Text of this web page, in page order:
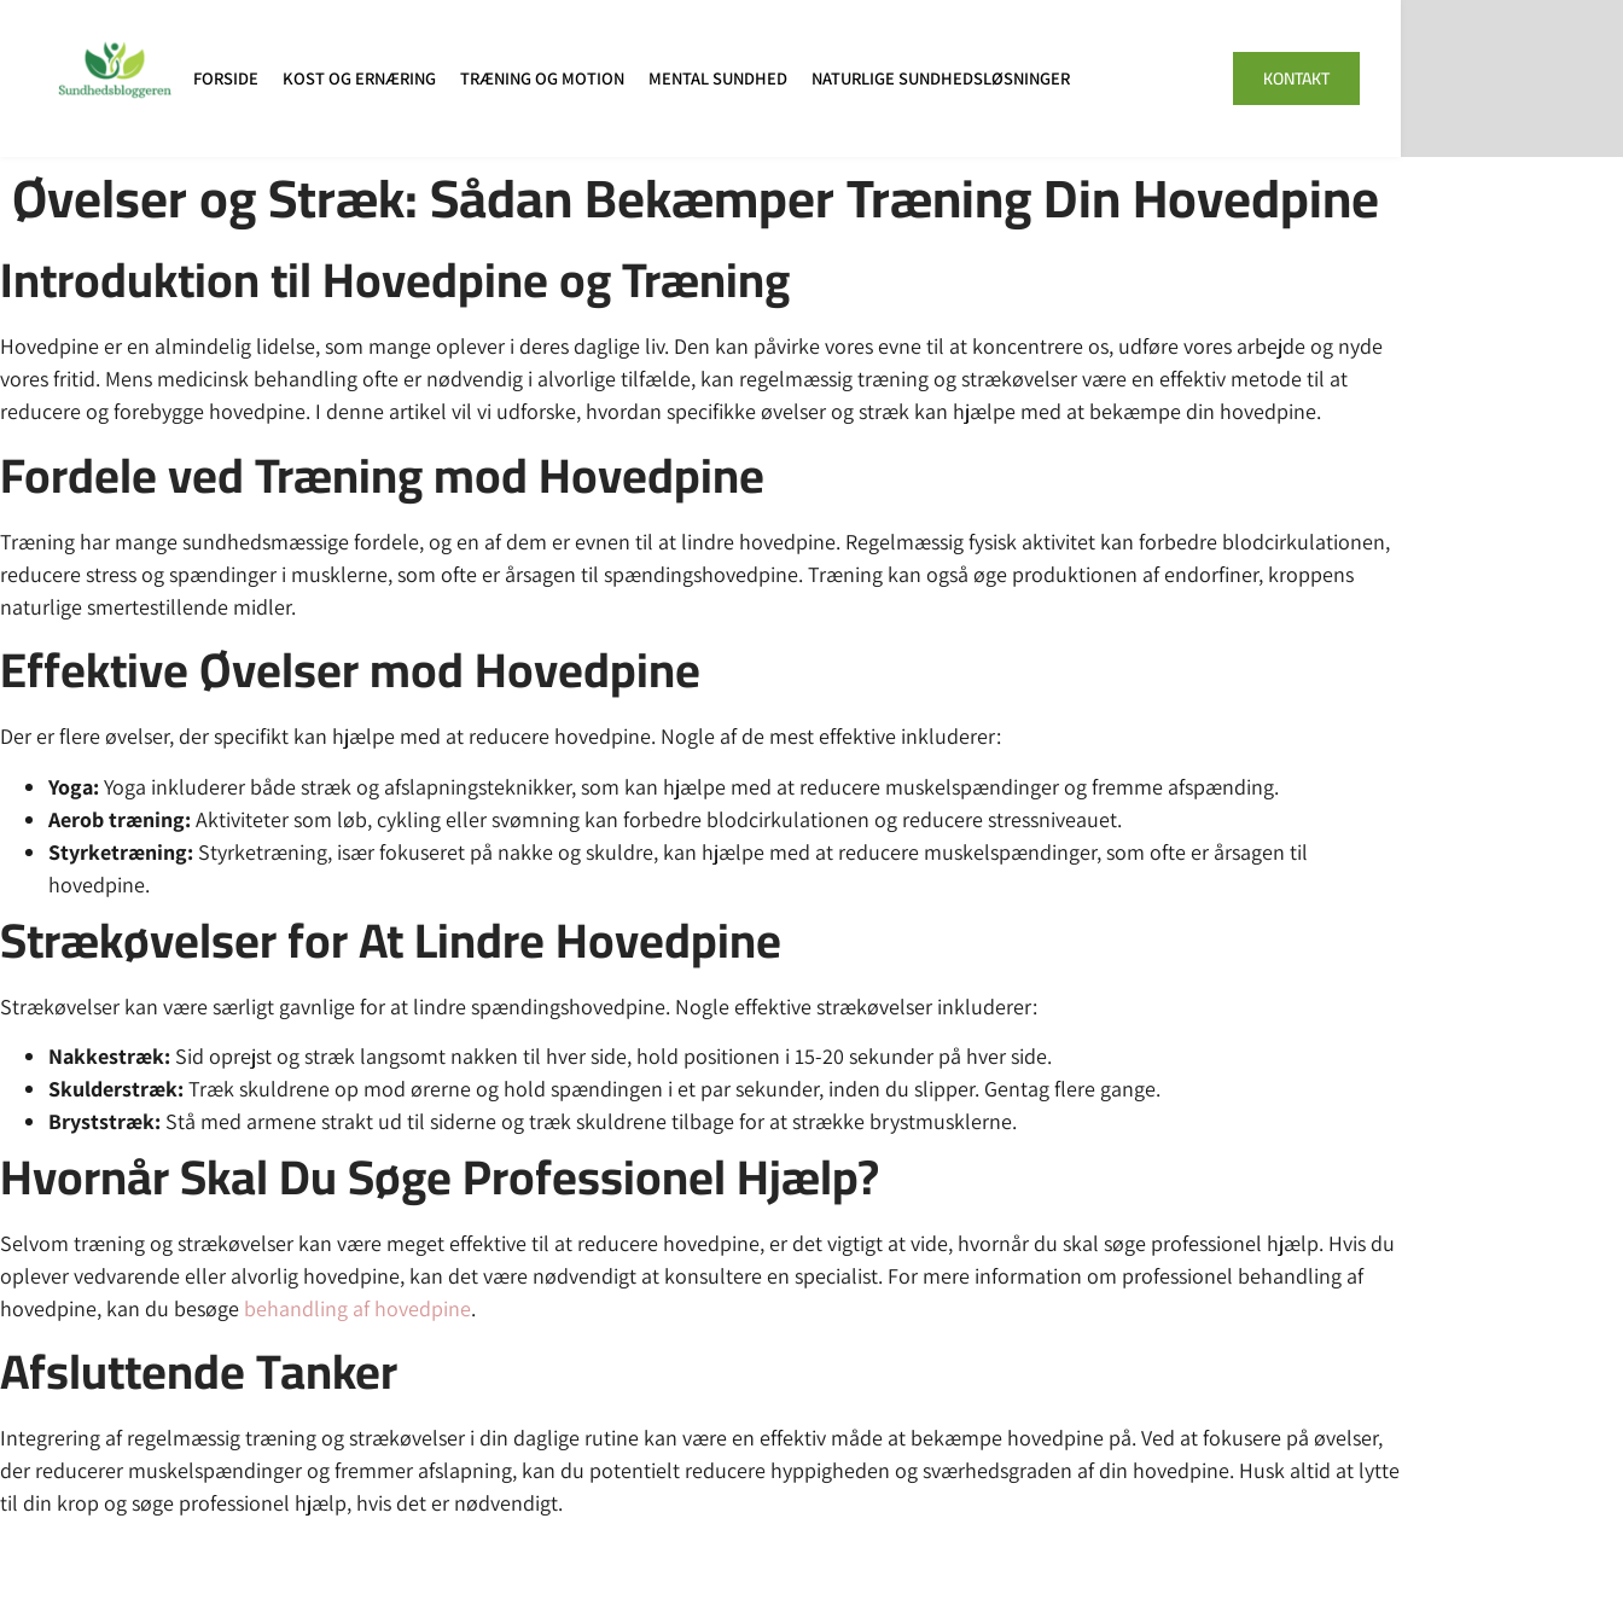
FORSIDE KOST OG ERNÆRING TRÆNING OG MOTION MENTAL SUNDHED NATURLIGE SUNDHEDSLØSNINGER KONTAKT
Øvelser og Stræk: Sådan Bekæmper Træning Din Hovedpine
Introduktion til Hovedpine og Træning
Hovedpine er en almindelig lidelse, som mange oplever i deres daglige liv. Den kan påvirke vores evne til at koncentrere os, udføre vores arbejde og nyde
vores fritid. Mens medicinsk behandling ofte er nødvendig i alvorlige tilfælde, kan regelmæssig træning og strækøvelser være en effektiv metode til at
reducere og forebygge hovedpine. I denne artikel vil vi udforske, hvordan specifikke øvelser og stræk kan hjælpe med at bekæmpe din hovedpine.
Fordele ved Træning mod Hovedpine
Træning har mange sundhedsmæssige fordele, og en af dem er evnen til at lindre hovedpine. Regelmæssig fysisk aktivitet kan forbedre blodcirkulationen,
reducere stress og spændinger i musklerne, som ofte er årsagen til spændingshovedpine. Træning kan også øge produktionen af endorfiner, kroppens
naturlige smertestillende midler.
Effektive Øvelser mod Hovedpine
Der er flere øvelser, der specifikt kan hjælpe med at reducere hovedpine. Nogle af de mest effektive inkluderer:
Yoga: Yoga inkluderer både stræk og afslapningsteknikker, som kan hjælpe med at reducere muskelspændinger og fremme afspænding.
Aerob træning: Aktiviteter som løb, cykling eller svømning kan forbedre blodcirkulationen og reducere stressniveauet.
Styrketræning: Styrketræning, især fokuseret på nakke og skuldre, kan hjælpe med at reducere muskelspændinger, som ofte er årsagen til
hovedpine.
Strækøvelser for At Lindre Hovedpine
Strækøvelser kan være særligt gavnlige for at lindre spændingshovedpine. Nogle effektive strækøvelser inkluderer:
Nakkestræk: Sid oprejst og stræk langsomt nakken til hver side, hold positionen i 15-20 sekunder på hver side.
Skulderstræk: Træk skuldrene op mod ørerne og hold spændingen i et par sekunder, inden du slipper. Gentag flere gange.
Bryststræk: Stå med armene strakt ud til siderne og træk skuldrene tilbage for at strække brystmusklerne.
Hvornår Skal Du Søge Professionel Hjælp?
Selvom træning og strækøvelser kan være meget effektive til at reducere hovedpine, er det vigtigt at vide, hvornår du skal søge professionel hjælp. Hvis du
oplever vedvarende eller alvorlig hovedpine, kan det være nødvendigt at konsultere en specialist. For mere information om professionel behandling af
hovedpine, kan du besøge behandling af hovedpine.
Afsluttende Tanker
Integrering af regelmæssig træning og strækøvelser i din daglige rutine kan være en effektiv måde at bekæmpe hovedpine på. Ved at fokusere på øvelser,
der reducerer muskelspændinger og fremmer afslapning, kan du potentielt reducere hyppigheden og sværhedsgraden af din hovedpine. Husk altid at lytte
til din krop og søge professionel hjælp, hvis det er nødvendigt.